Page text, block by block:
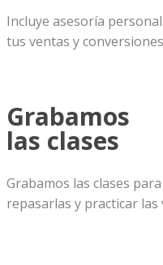
Incluye asesoría
tus ventas y conversiones
Grabamos
las clases
Grabamos las clases
repasarlas y practicar las